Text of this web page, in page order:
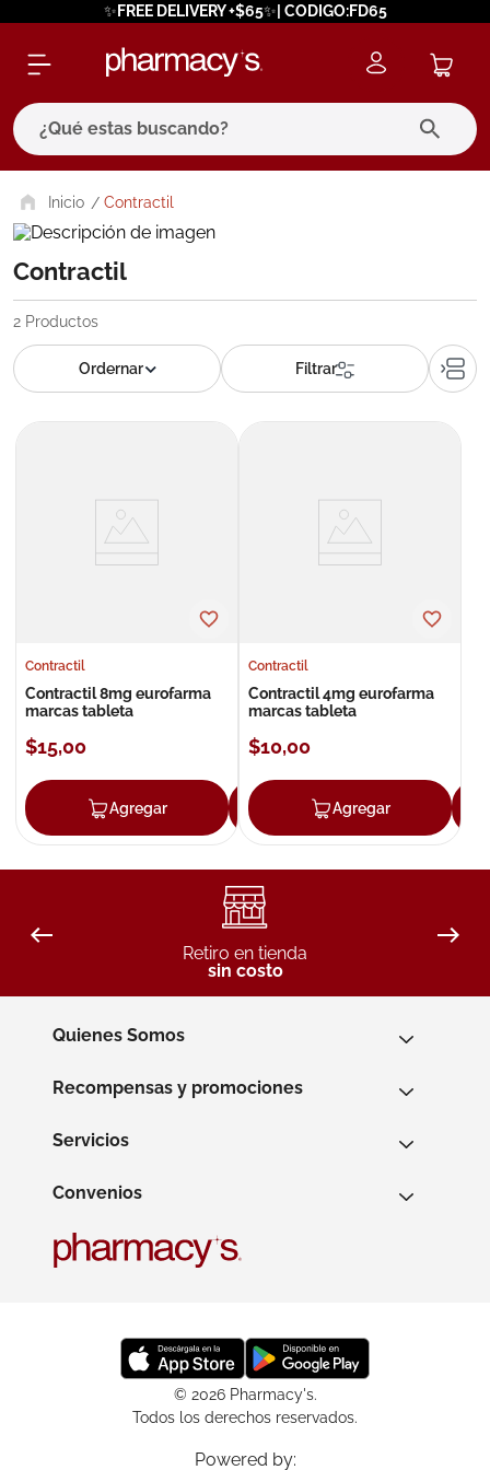
✨FREE DELIVERY +$65✨| CODIGO:FD65
¿Qué estas buscando?
Contractil
Contractil
2 Productos
Contractil
Contractil 8mg eurofarma
marcas tableta
$15,00
Agregar Agregar
Contractil
Contractil 4mg eurofarma
marcas tableta
$10,00
Agregar
Retiro en tienda
sin costo
Quienes Somos
Recompensas y promociones
Servicios
Convenios
© 2026 Pharmacy's.
Todos los derechos reservados.
Powered by:
términos más buscados
1. eucerin
2. protector solar
3. bioderma
5. cerave
roche posay
megacistin